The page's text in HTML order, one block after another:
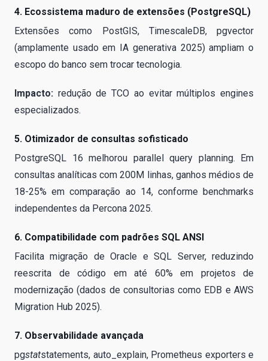
4. Ecossistema maduro de extensões (PostgreSQL)
Extensões como PostGIS, TimescaleDB, pgvector
(amplamente usado em IA generativa 2025) ampliam o
escopo do banco sem trocar tecnologia.
Impacto: redução de TCO ao evitar múltiplos engines
especializados.
5. Otimizador de consultas sofisticado
PostgreSQL 16 melhorou parallel query planning. Em
consultas analíticas com 200M linhas, ganhos médios de
18-25% em comparação ao 14, conforme benchmarks
independentes da Percona 2025.
6. Compatibilidade com padrões SQL ANSI
Facilita migração de Oracle e SQL Server, reduzindo
reescrita de código em até 60% em projetos de
modernização (dados de consultorias como EDB e AWS
Migration Hub 2025).
7. Observabilidade avançada
pgstatstatements, auto_explain, Prometheus exporters e